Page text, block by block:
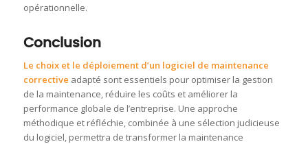
opérationnelle.
Conclusion
Le choix et le déploiement d’un logiciel de maintenance
corrective adapté sont essentiels pour optimiser la gestion
de la maintenance, réduire les coûts et améliorer la
performance globale de l’entreprise. Une approche
méthodique et réfléchie, combinée à une sélection judicieuse
du logiciel, permettra de transformer la maintenance